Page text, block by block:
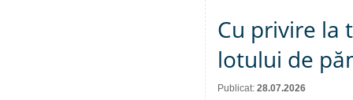
Cu privire la
lotului de
Publicat: 28.07.2026